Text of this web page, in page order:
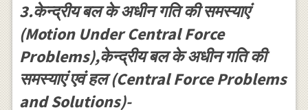
\\ \Rightarrow
P^{2}=\frac{h^{2}
u^{2}}{l} \\
\Rightarrow
P^{2}=\frac{h^{2}}
{l r^{2}}
3.केन्द्रीय बल के अधीन गति की समस्याएं
(Motion Under Central Force
Problems),केन्द्रीय बल के अधीन गति की
समस्याएं एवं हल (Central Force Problems
and Solutions)-